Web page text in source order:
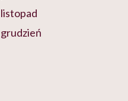
listopad
grudzień